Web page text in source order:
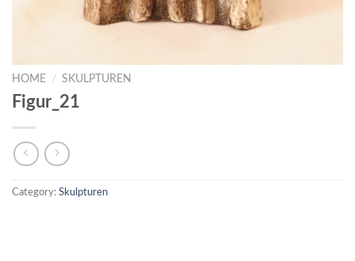
HOME / SKULPTUREN
Figur_21
Category: Skulpturen